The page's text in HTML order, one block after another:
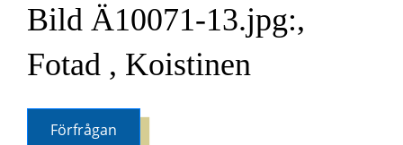
Bild Ä10071-13.jpg:,
Fotad , Koistinen
Förfrågan